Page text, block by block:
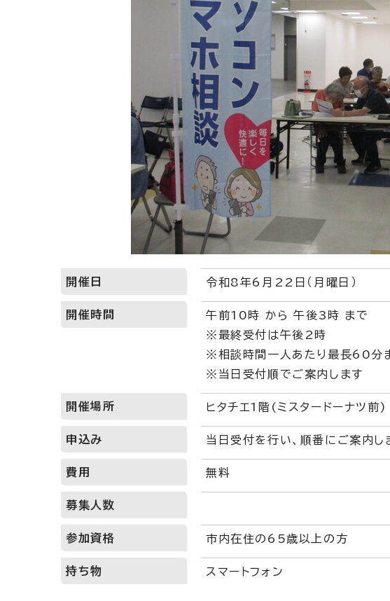
開催日 令和8年6月22日（月曜日）
開催時間
午前10時 から 午後3時 まで
※最終受付は午後2時
※相談時間一人あたり最長60分
※当日受付順でご案内します
開催場所 ヒタチエ1階(ミスタードーナツ前)
申込み 当日受付を行い、順番にご案内し
費用 無料
募集人数
参加資格 市内在住の65歳以上の方
持ち物 スマートフォン